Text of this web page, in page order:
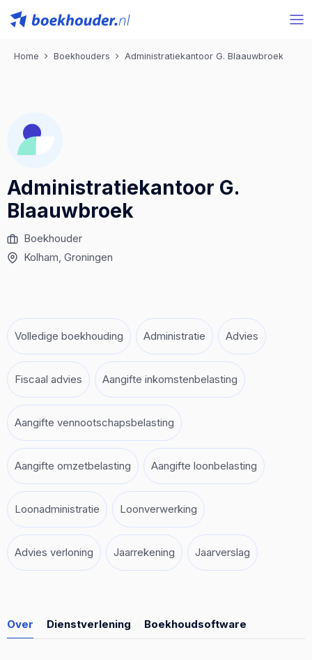
Home Boekhouders Administratiekantoor G. Blaauwbroek
Administratiekantoor G.
Blaauwbroek
Boekhouder
Kolham, Groningen
Volledige boekhouding Administratie Advies
Fiscaal advies Aangifte inkomstenbelasting
Aangifte vennootschapsbelasting
Aangifte omzetbelasting Aangifte loonbelasting
Loonadministratie Loonverwerking
Advies verloning Jaarrekening Jaarverslag
Over Dienstverlening Boekhoudsoftware